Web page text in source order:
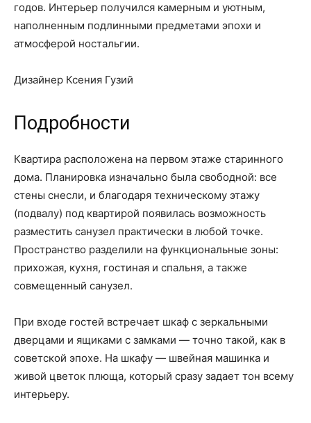
годов. Интерьер получился камерным и уютным,
наполненным подлинными предметами эпохи и
атмосферой ностальгии.
Дизайнер Ксения Гузий
Подробности
Квартира расположена на первом этаже старинного
дома. Планировка изначально была свободной: все
стены снесли, и благодаря техническому этажу
(подвалу) под квартирой появилась возможность
разместить санузел практически в любой точке.
Пространство разделили на функциональные зоны:
прихожая, кухня, гостиная и спальня, а также
совмещенный санузел.
При входе гостей встречает шкаф с зеркальными
дверцами и ящиками с замками — точно такой, как в
советской эпохе. На шкафу — швейная машинка и
живой цветок плюща, который сразу задает тон всему
интерьеру.